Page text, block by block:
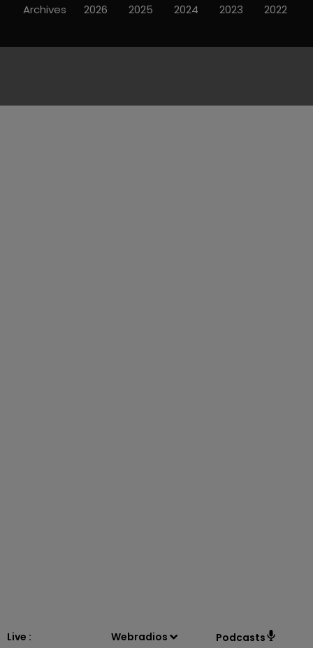
Live :
Webradios Podcasts
Archives 2026 2025 2024 2023 2022